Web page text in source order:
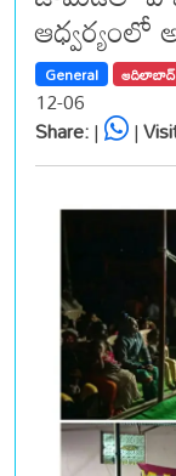
General ఆదిలాబాద్
12-06
Share:| |